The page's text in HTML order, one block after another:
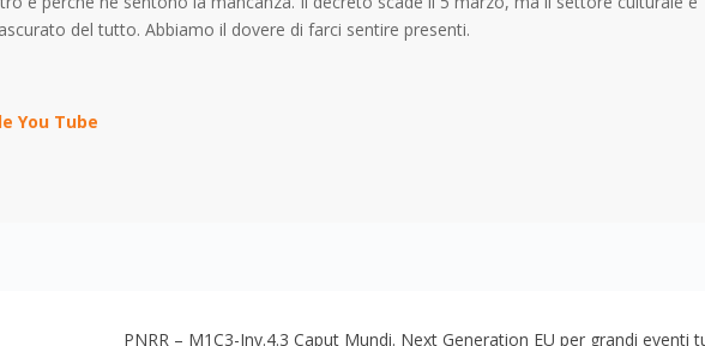
del tutto. Abbiamo il dovere di farci sentire presenti.
You Tube
PNRR – M1C3-Inv.4.3 Caput Mundi. Next Generation EU per grandi eventi